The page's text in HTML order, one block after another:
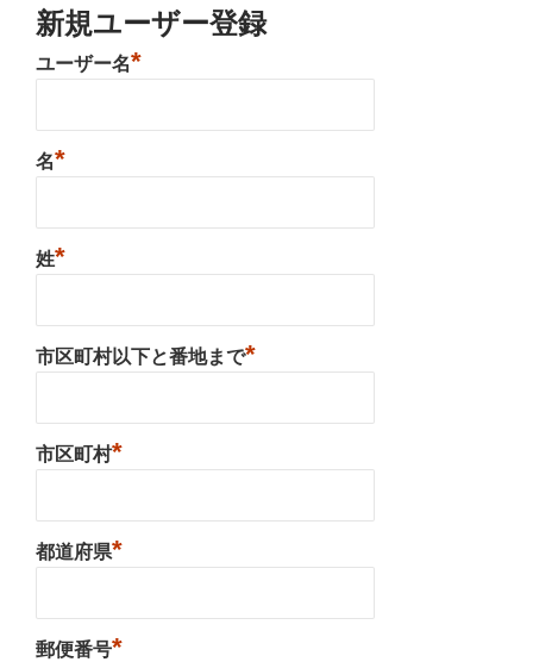
新規ユーザー登録
ユーザー名*
名*
姓*
市区町村以下と番地まで*
市区町村*
都道府県*
郵便番号*